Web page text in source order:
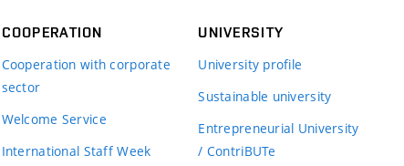
COOPERATION
Cooperation with corporate
sector
Welcome Service
International Staff Week
UNIVERSITY
University profile
Sustainable university
Entrepreneurial University
/ ContriBUTe